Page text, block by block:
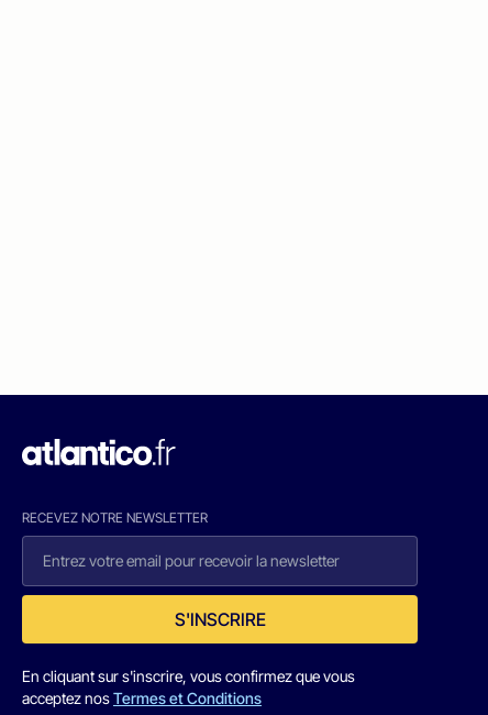
RECEVEZ NOTRE NEWSLETTER
S'INSCRIRE
En cliquant sur s'inscrire, vous confirmez que vous
acceptez nosTermes et Conditions